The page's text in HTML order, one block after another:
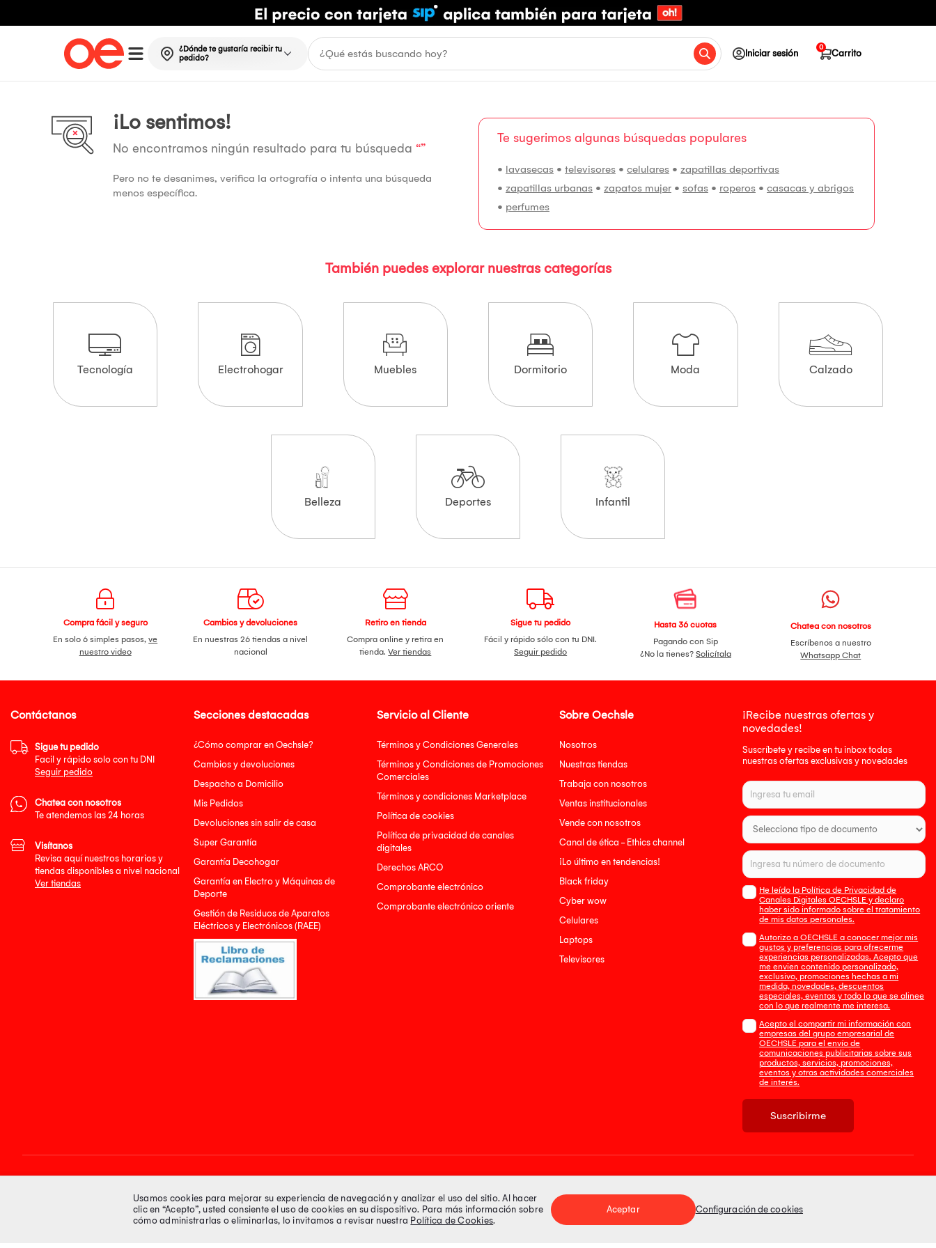
¿Dónde te gustaría recibir tu
pedido?
Iniciar sesión Carrito
0
¡Lo sentimos!
No encontramos ningún resultado para tu búsqueda “”
Pero no te desanimes, verifica la ortografía o intenta una búsqueda
menos específica.
Te sugerimos algunas búsquedas populares
• lavasecas • televisores • celulares • zapatillas deportivas
• zapatillas urbanas • zapatos mujer • sofas • roperos • casacas y abrigos
• perfumes
También puedes explorar nuestras categorías
Tecnología Electrohogar Muebles Dormitorio Moda Calzado
Belleza Deportes Infantil
Compra fácil y seguro
En solo 6 simples pasos,ve
nuestro video
Cambios y devoluciones
En nuestras 26 tiendas a nivel
nacional
Retiro en tienda
Compra online y retira en
tienda.Ver tiendas
Sigue tu pedido
Fácil y rápido sólo con tu DNI.
Seguir pedido
Hasta 36 cuotas
Pagando con Sip
¿No la tienes? Solicítala
Chatea con nosotros
Escríbenos a nuestro
Whatsapp Chat
Secciones destacadas
¿Cómo comprar en Oechsle?
Cambios y devoluciones
Despacho a Domicilio
Mis Pedidos
Devoluciones sin salir de casa
Super Garantía
Garantía Decohogar
Garantía en Electro y Máquinas de
Deporte
Gestión de Residuos de Aparatos
Eléctricos y Electrónicos (RAEE)
Servicio al Cliente
Términos y Condiciones Generales
Términos y Condiciones de Promociones
Comerciales
Términos y condiciones Marketplace
Política de cookies
Política de privacidad de canales
digitales
Derechos ARCO
Comprobante electrónico
Comprobante electrónico oriente
Sobre Oechsle
Nosotros
Nuestras tiendas
Trabaja con nosotros
Ventas institucionales
Vende con nosotros
Canal de ética - Ethics channel
¡Lo último en tendencias!
Black friday
Cyber wow
Celulares
Laptops
Televisores
¡Recibe nuestras ofertas y
novedades!
Suscríbete y recibe en tu inbox todas
nuestras ofertas exclusivas y novedades
He leído la Política de Privacidad de
Canales Digitales OECHSLE y declaro
haber sido informado sobre el tratamiento
de mis datos personales.
Autorizo a OECHSLE a conocer mejor mis
gustos y preferencias para ofrecerme
experiencias personalizadas. Acepto que
me envien contenido personalizado,
exclusivo, promociones hechas a mi
medida, novedades, descuentos
especiales, eventos y todo lo que se alinee
con lo que realmente me interesa.
Acepto el compartir mi información con
empresas del grupo empresarial de
OECHSLE para el envío de
comunicaciones publicitarias sobre sus
productos, servicios, promociones,
eventos y otras actividades comerciales
de interés.
Suscribirme
Contáctanos
Sigue tu pedido
Facil y rápido solo con tu DNI
Seguir pedido
Chatea con nosotros
Te atendemos las 24 horas
Visítanos
Revisa aquí nuestros horarios y
tiendas disponibles a nivel nacional
Ver tiendas
Síguenos en Medios de pago Tienda 100% Segura
Usamos cookies para mejorar su experiencia de navegación y analizar el uso del sitio. Al hacer
clic en “Acepto”, usted consiente el uso de cookies en su dispositivo. Para más información sobre
cómo administrarlas o eliminarlas, lo invitamos a revisar nuestra Política de Cookies.
Aceptar Configuración de cookies